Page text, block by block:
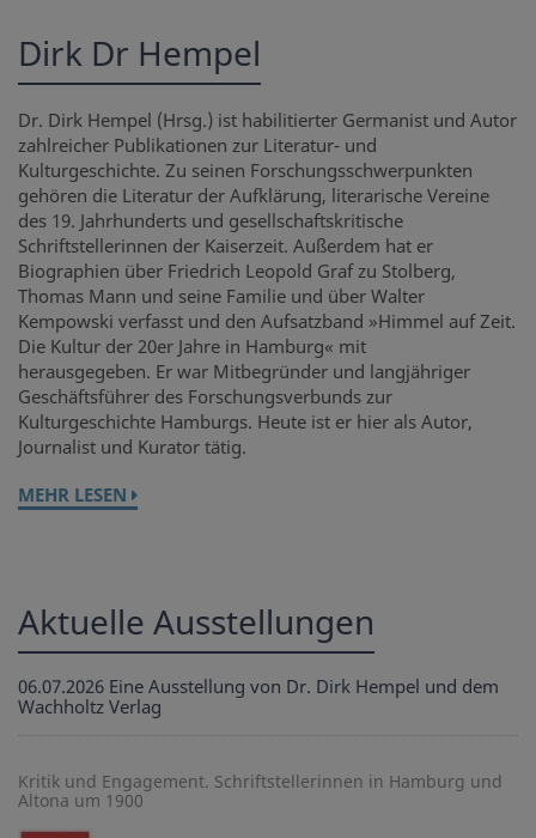
Dirk Dr Hempel
Dr. Dirk Hempel (Hrsg.) ist habilitierter Germanist und Autor
zahlreicher Publikationen zur Literatur- und
Kulturgeschichte. Zu seinen Forschungsschwerpunkten
gehören die Literatur der Aufklärung, literarische Vereine
des 19. Jahrhunderts und gesellschaftskritische
Schriftstellerinnen der Kaiserzeit. Außerdem hat er
Biographien über Friedrich Leopold Graf zu Stolberg,
Thomas Mann und seine Familie und über Walter
Kempowski verfasst und den Aufsatzband »Himmel auf Zeit.
Die Kultur der 20er Jahre in Hamburg« mit
herausgegeben. Er war Mitbegründer und langjähriger
Geschäftsführer des Forschungsverbunds zur
Kulturgeschichte Hamburgs. Heute ist er hier als Autor,
Journalist und Kurator tätig.
MEHR LESEN
Aktuelle Ausstellungen
06.07.2026 Eine Ausstellung von Dr. Dirk Hempel und dem
Wachholtz Verlag
Kritik und Engagement. Schriftstellerinnen in Hamburg und
Altona um 1900